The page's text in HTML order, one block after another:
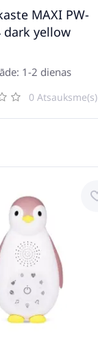
MAXI PW-
dark yellow
1-2 dienas
0 Atsauksme(s)